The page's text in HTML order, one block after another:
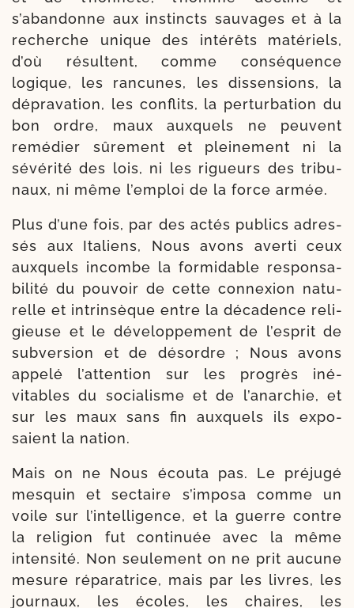
s’abandonne aux ins­tincts sau­vages et à la
recherche unique des inté­rêts maté­riels,
d’où résultent, comme consé­quence
logique, les ran­cunes, les dis­sen­sions, la
dépra­va­tion, les conflits, la per­tur­ba­tion du
bon ordre, maux aux­quels ne peuvent
remé­dier sûre­ment et plei­ne­ment ni la
sévé­ri­té des lois, ni les rigueurs des tri­bu­
naux, ni même l’em­ploi de la force armée.
Plus d’une fois, par des actés publics adres­
sés aux Italiens, Nous avons aver­ti ceux
aux­quels incombe la for­mi­dable res­pon­sa­
bi­li­té du pou­voir de cette connexion natu­
relle et intrin­sèque entre la déca­dence reli­
gieuse et le déve­lop­pe­ment de l’esprit de
sub­ver­sion et de désordre ; Nous avons
appe­lé l’attention sur les pro­grès iné­
vitables du socia­lisme et de l’anarchie, et
sur les maux sans fin aux­quels ils expo­
saient la nation.
Mais on ne Nous écou­ta pas. Le pré­ju­gé
mes­quin et sec­taire s’im­posa comme un
voile sur l’intelligence, et la guerre contre
la reli­gion fut conti­nuée avec la même
inten­si­té. Non seule­ment on ne prit aucune
mesure répa­ra­trice, mais par les livres, les
jour­naux, les écoles, les chaires, les